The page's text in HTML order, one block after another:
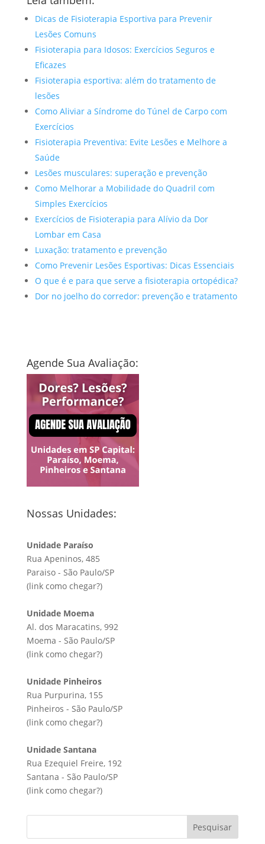
Dicas de Fisioterapia Esportiva para Prevenir
Lesões Comuns
Fisioterapia para Idosos: Exercícios Seguros e
Eficazes
Fisioterapia esportiva: além do tratamento de
lesões
Como Aliviar a Síndrome do Túnel de Carpo com
Exercícios
Fisioterapia Preventiva: Evite Lesões e Melhore a
Saúde
Lesões musculares: superação e prevenção
Como Melhorar a Mobilidade do Quadril com
Simples Exercícios
Exercícios de Fisioterapia para Alívio da Dor
Lombar em Casa
Luxação: tratamento e prevenção
Como Prevenir Lesões Esportivas: Dicas Essenciais
O que é e para que serve a fisioterapia ortopédica?
Dor no joelho do corredor: prevenção e tratamento
Agende Sua Avaliação:
Nossas Unidades:
Unidade Paraíso
Rua Apeninos, 485
Paraiso - São Paulo/SP
(link como chegar?)
Unidade Moema
Al. dos Maracatins, 992
Moema - São Paulo/SP
(link como chegar?)
Unidade Pinheiros
Rua Purpurina, 155
Pinheiros - São Paulo/SP
(link como chegar?)
Unidade Santana
Rua Ezequiel Freire, 192
Santana - São Paulo/SP
(link como chegar?)
Pesquisar